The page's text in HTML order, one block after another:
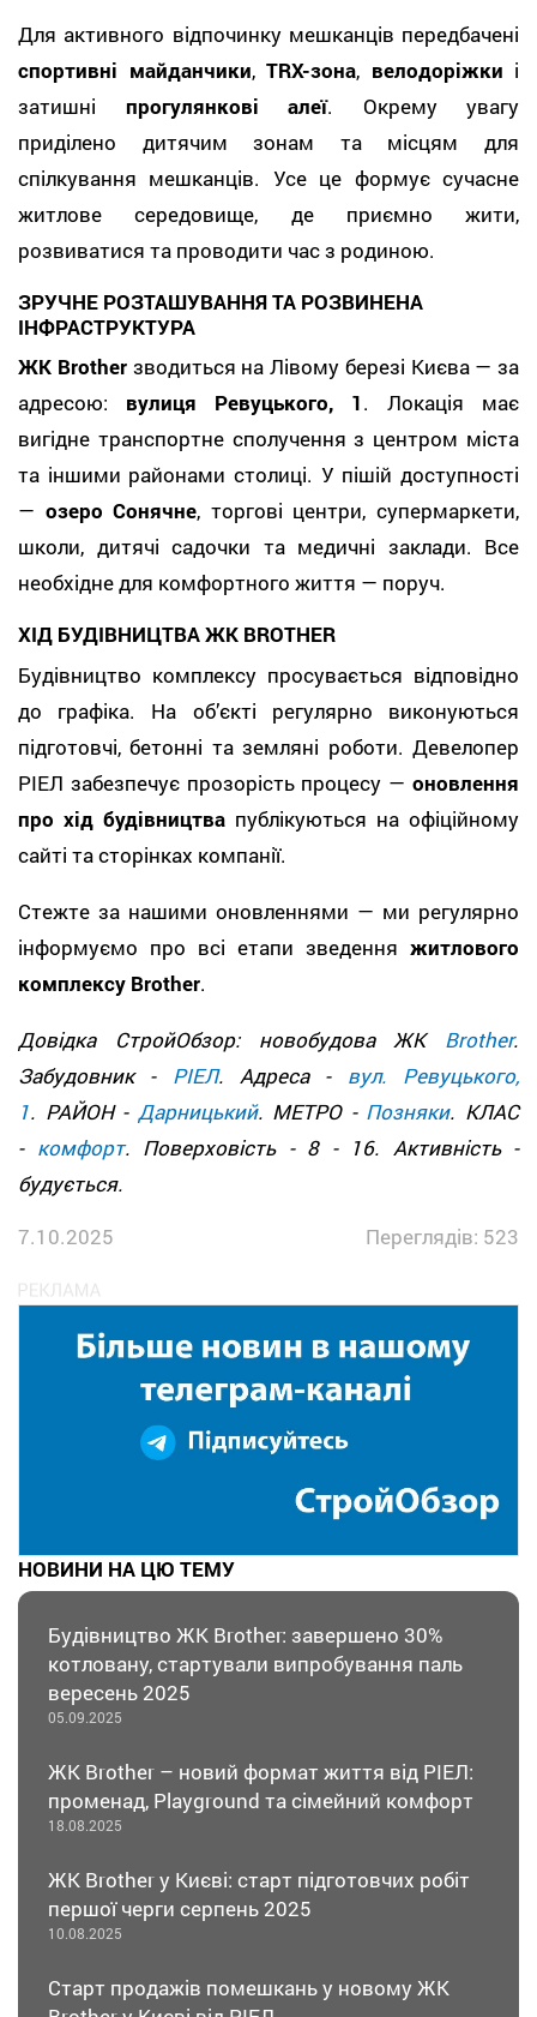
Для активного відпочинку мешканців передбачені
спортивні майданчики, TRX-зона, велодоріжки і
затишні прогулянкові алеї. Окрему увагу
приділено дитячим зонам та місцям для
спілкування мешканців. Усе це формує сучасне
житлове середовище, де приємно жити,
розвиватися та проводити час з родиною.
ЗРУЧНЕ РОЗТАШУВАННЯ ТА РОЗВИНЕНА
ІНФРАСТРУКТУРА
ЖК Brotherзводиться на Лівому березі Києва — за
адресою: вулиця Ревуцького, 1. Локація має
вигідне транспортне сполучення з центром міста
та іншими районами столиці. У пішій доступності
— озеро Сонячне, торгові центри, супермаркети,
школи, дитячі садочки та медичні заклади. Все
необхідне для комфортного життя — поруч.
ХІД БУДІВНИЦТВА ЖК BROTHER
Будівництво комплексу просувається відповідно
до графіка. На об’єкті регулярно виконуються
підготовчі, бетонні та земляні роботи. Девелопер
РІЕЛ забезпечує прозорість процесу — оновлення
про хід будівництва публікуються на офіційному
сайті та сторінках компанії.
Стежте за нашими оновленнями — ми регулярно
інформуємо про всі етапи зведення житлового
комплексу Brother.
Довідка СтройОбзор: новобудова ЖК Brother.
Забудовник - РІЕЛ. Адреса - вул. Ревуцького,
1. РАЙОН - Дарницький. МЕТРО - Позняки. КЛАС
- комфорт. Поверховість - 8 - 16. Активність -
будується.
7.10.2025
Переглядів: 523
НОВИНИ НА ЦЮ ТЕМУ
Будівництво ЖК Brother: завершено 30%
котловану, стартували випробування паль
вересень 2025
05.09.2025
ЖК Brother – новий формат життя від РІЕЛ:
променад, Playground та сімейний комфорт
18.08.2025
ЖК Brother у Києві: старт підготовчих робіт
першої черги серпень 2025
10.08.2025
Старт продажів помешкань у новому ЖК